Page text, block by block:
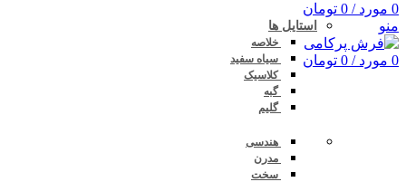
0 مورد /
0 تومان
منو
0 مورد /
0 تومان
استایل ها
خلاصه
سیاه سفید
کلاسیک
گبه
گلیم
هندسی
مدرن
سخت